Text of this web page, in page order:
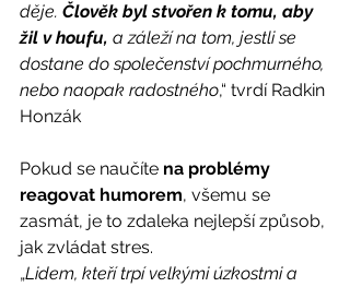
děje. Člověk byl stvořen k tomu, aby
žil v houfu, a záleží na tom, jestli se
dostane do společenství pochmurného,
nebo naopak radostného,“ tvrdí Radkin
Honzák
Pokud se naučíte na problémy
reagovat humorem, všemu se
zasmát, je to zdaleka nejlepší způsob,
jak zvládat stres.
„Lidem, kteří trpí velkými úzkostmi a